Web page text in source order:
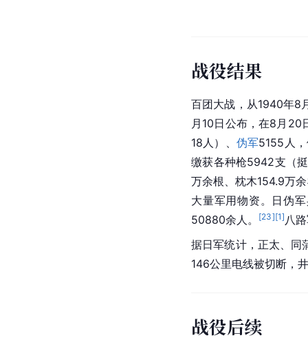
战役结果
百团大战，从1940年8
月10日公布，在8月20
18人）、 伪军5155人
缴获各种枪5942支（
万余根、枕木154.9万
大量军用物资。日伪
50880余人。
[23][1] 八
据日军统计，正太、
146公里电线被切断，
战役后续